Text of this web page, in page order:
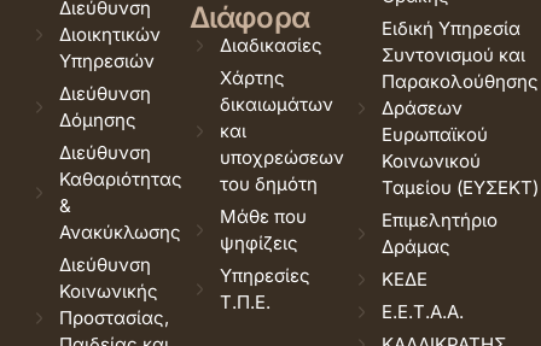
Διεύθυνση
Διοικητικών
Υπηρεσιών
Διεύθυνση
Δόμησης
Διεύθυνση
Καθαριότητας
&
Ανακύκλωσης
Διεύθυνση
Κοινωνικής
Προστασίας,
Διάφορα
Διαδικασίες
Χάρτης
δικαιωμάτων
και
υποχρεώσεων
του δημότη
Μάθε που
ψηφίζεις
Υπηρεσίες
Τ.Π.Ε.
Ειδική Υπηρεσία
Συντονισμού και
Παρακολούθησης
Δράσεων
Ευρωπαϊκού
Κοινωνικού
Ταμείου (ΕΥΣΕΚΤ)
Επιμελητήριο
Δράμας
ΚΕΔΕ
Ε.Ε.Τ.Α.Α.